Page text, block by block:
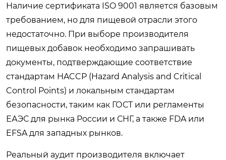
Наличие сертификата ISO 9001 является базовым
требованием, но для пищевой отрасли этого
недостаточно. При выборе производителя
пищевых добавок необходимо запрашивать
документы, подтверждающие соответствие
стандартам HACCP (Hazard Analysis and Critical
Control Points) и локальным стандартам
безопасности, таким как ГОСТ или регламенты
ЕАЭС для рынка России и СНГ, а также FDA или
EFSA для западных рынков.
Реальный аудит производителя включает